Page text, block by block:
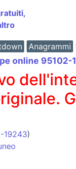
Anagrammi
online 95102-
19243)